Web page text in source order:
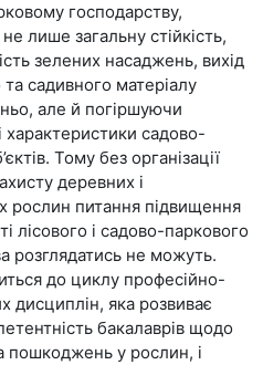
господарству,
лише загальну стійкість,
зелених насаджень, вихід
та садивного матеріалу
але й погіршуючи
характеристики садово-
Тому без організації
деревних і
рослин питання підвищення
лісового і садово-паркового
розглядатись не можуть.
до циклу професійно-
дисциплін, яка розвиває
бакалаврів щодо
пошкоджень у рослин, і